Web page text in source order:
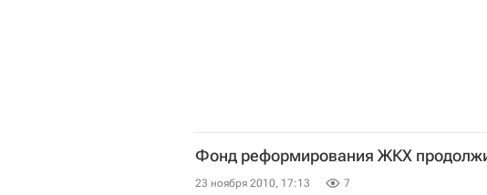
Фонд реформирования ЖКХ
23 ноября 2010, 17:13 7